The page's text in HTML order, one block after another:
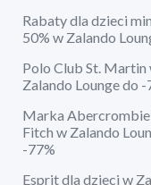
Rabaty dla dzieci
50% w Zalando
Polo Club St. Martin
Zalando Lounge do -
Marka
Fitch w Zalando
-77%
Esprit dla dzieci w